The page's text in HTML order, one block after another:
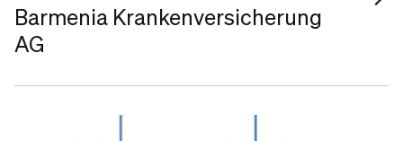
Barmenia Krankenversicherung
AG